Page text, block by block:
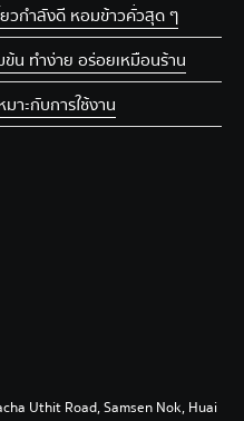
วกำลังดี หอมข้าวคั่วสุด ๆ
น ทำง่าย อร่อยเหมือนร้าน
าะกับการใช้งาน
Uthit Road, Samsen Nok, Huai